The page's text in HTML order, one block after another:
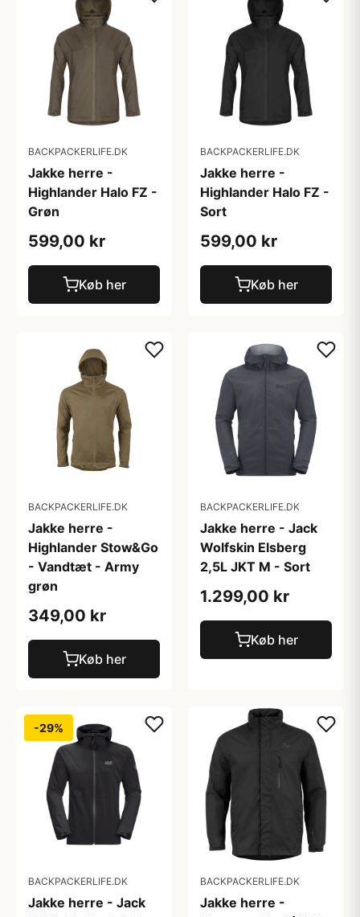
BACKPACKERLIFE.DK
Jakke herre -
Highlander Halo FZ -
Grøn
599,00 kr
Køb her
BACKPACKERLIFE.DK
Jakke herre -
Highlander Halo FZ -
Sort
599,00 kr
Køb her
BACKPACKERLIFE.DK
Jakke herre -
Highlander Stow&Go
- Vandtæt - Army
grøn
349,00 kr
Køb her
BACKPACKERLIFE.DK
Jakke herre - Jack
Wolfskin Elsberg
2,5L JKT M - Sort
1.299,00 kr
Køb her
-29%
BACKPACKERLIFE.DK
Jakke herre - Jack
BACKPACKERLIFE.DK
Jakke herre -